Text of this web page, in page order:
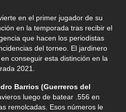
en el primer jugador de su
en la temporada tras recibir el
que hacen los periodistas
del torneo. El jardinero
conseguir esta distinción en la
2021.
Barrios (Guerreros del
luego de batear .556 en
remolcadas. Esos números le